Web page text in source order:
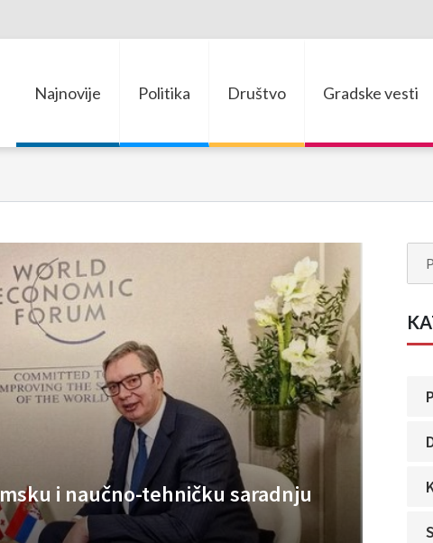
Najnovije Politika Društvo Gradske vesti
i naučno-tehničku saradnju